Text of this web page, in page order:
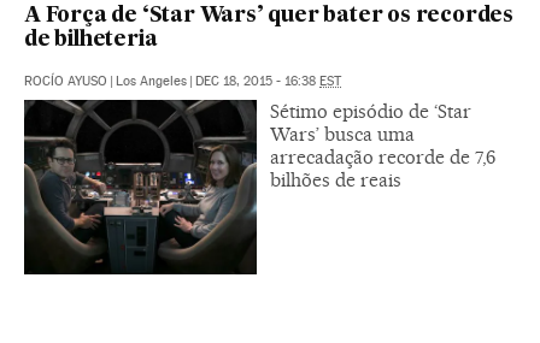
A Força de ‘Star Wars’ quer bater os recordes
de bilheteria
ROCÍO AYUSO Los Angeles DEC 18, 2015 - 16:38 EST
Sétimo episódio de ‘Star
Wars’ busca uma
arrecadação recorde de 7,6
bilhões de reais